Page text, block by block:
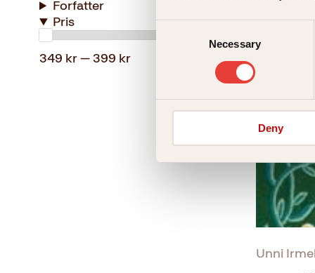
Consent
Necessary
Deny
Forfatter
Pris
349 kr — 399 kr
Unni